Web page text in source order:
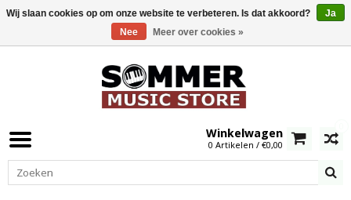
Winkelwagen
0 Artikelen / €0,00
Wij slaan cookies op om onze website te verbeteren. Is dat akkoord?
Ja
Nee
Meer over cookies »